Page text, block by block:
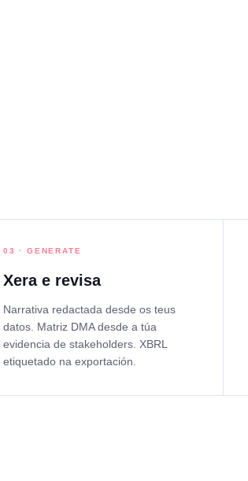
03 · GENERATE
Xera e revisa
Narrativa redactada desde os teus
datos. Matriz DMA desde a túa
evidencia de stakeholders. XBRL
etiquetado na exportación.